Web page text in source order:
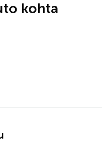
kohta